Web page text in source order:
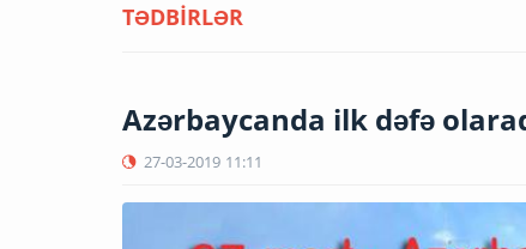
TƏDBİRLƏR
Azərbaycanda ilk dəfə
27-03-2019 11:11